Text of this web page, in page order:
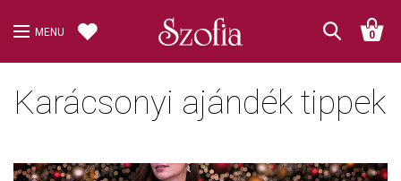
MENU 0
Karácsonyi ajándék tippek